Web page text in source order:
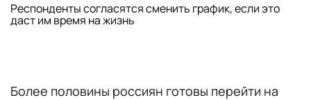
Респонденты согласятся сменить график, если это
даст им время на жизнь
Более половины россиян готовы перейти на